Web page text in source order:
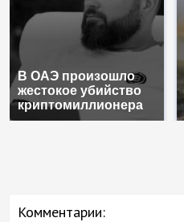
В ОАЭ произошло
жестокое убийство
криптомиллионера
Комментарии: